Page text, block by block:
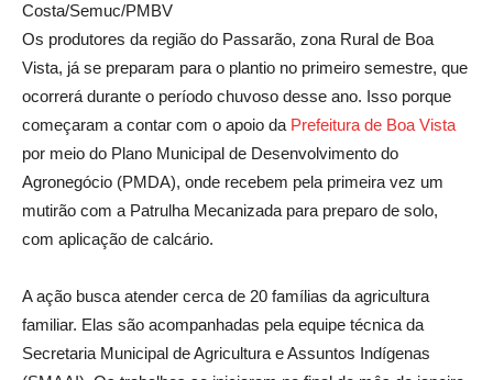
Costa/Semuc/PMBV
Os produtores da região do Passarão, zona Rural de Boa
Vista, já se preparam para o plantio no primeiro semestre, que
ocorrerá durante o período chuvoso desse ano. Isso porque
começaram a contar com o apoio da Prefeitura de Boa Vista
por meio do Plano Municipal de Desenvolvimento do
Agronegócio (PMDA), onde recebem pela primeira vez um
mutirão com a Patrulha Mecanizada para preparo de solo,
com aplicação de calcário.
A ação busca atender cerca de 20 famílias da agricultura
familiar. Elas são acompanhadas pela equipe técnica da
Secretaria Municipal de Agricultura e Assuntos Indígenas